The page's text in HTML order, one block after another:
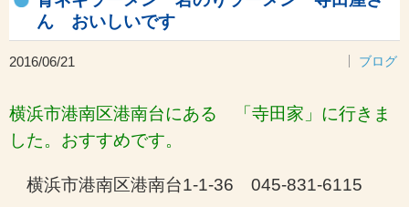
ん おいしいです
2016/06/21 ブログ
横浜市港南区港南台にある 「寺田家」に行きま
した。おすすめです。
横浜市港南区港南台1-1-36 045-831-6115